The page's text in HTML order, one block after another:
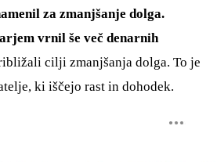
za zmanjšanje dolga.
vrnil še več denarnih
cilji zmanjšanja dolga. To je
ki iščejo rast in dohodek.